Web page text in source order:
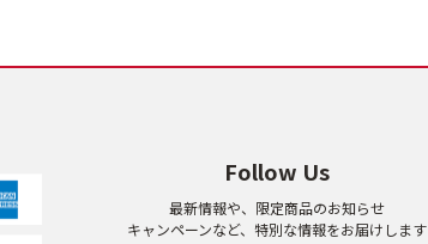
Follow Us
最新情報や、限定商品のお知らせ
キャンペーンなど、特別な情報をお届けします